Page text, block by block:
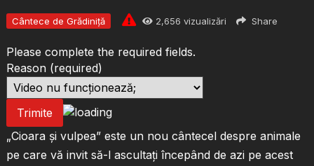
Cântece de Grădiniță 2,656 vizualizări Share
Please complete the required fields.
Reason (required)
Trimite
„Cioara și vulpea” este un nou cântecel despre animale
pe care vă invit să-l ascultați începând de azi pe acest